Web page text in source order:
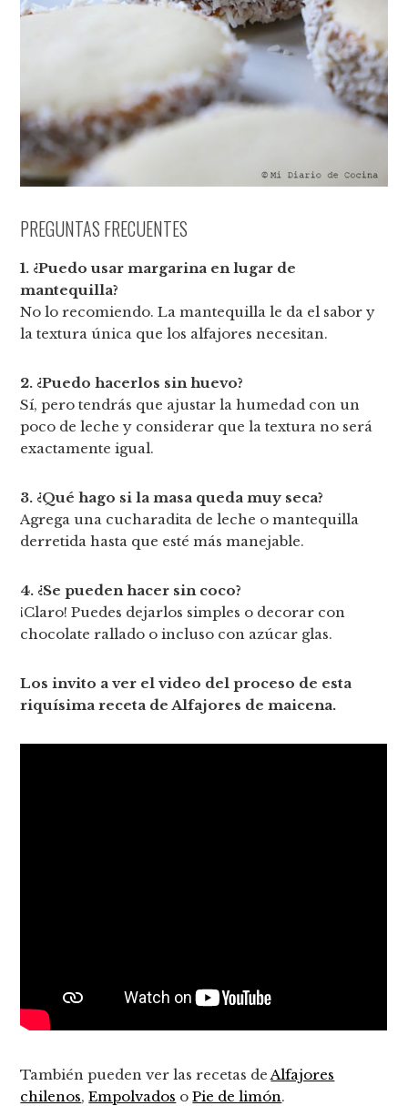
PREGUNTAS FRECUENTES
1. ¿Puedo usar margarina en lugar de
mantequilla?
No lo recomiendo. La mantequilla le da el sabor y
la textura única que los alfajores necesitan.
2. ¿Puedo hacerlos sin huevo?
Sí, pero tendrás que ajustar la humedad con un
poco de leche y considerar que la textura no será
exactamente igual.
3. ¿Qué hago si la masa queda muy seca?
Agrega una cucharadita de leche o mantequilla
derretida hasta que esté más manejable.
4. ¿Se pueden hacer sin coco?
¡Claro! Puedes dejarlos simples o decorar con
chocolate rallado o incluso con azúcar glas.
Los invito a ver el video del proceso de esta
riquísima receta de Alfajores de maicena.
También pueden ver las recetas deAlfajores
chilenos,Empolvados oPie de limón.